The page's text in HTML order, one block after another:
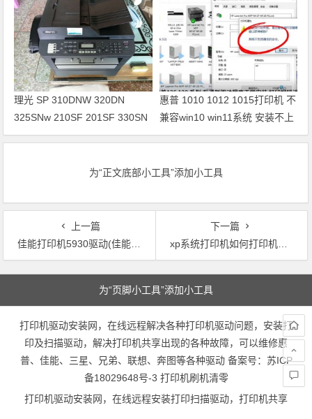
理光 SP 310DNW 320DN
325SNw 210SF 201SF 330SN
打印机驱动安装
惠普 1010 1012 1015打印机 不
兼容win10 win11系统 安装不上
打印机
为“正文底部小工具”添加小工具
上一篇
佳能打印机5930驱动(佳能5930打印机驱动下载)
下一篇
xp系统打印机如何打印机驱动(如何重写XP系统打印机驱动，使其正常打印？)
文章导航
为“页脚小工具”添加小工具
打印机驱动安装网，在线远程解决各种打印机驱动问题，安装打
印及扫描驱动，解决打印机共享出现的各种故障，可以维修惠
普、佳能、三星、兄弟、联想、奔图等各种驱动 备案号： 苏ICP
备18029648号-3 打印机刷机清零
打印机驱动安装网，在线远程安装打印扫描驱动，打印机共享